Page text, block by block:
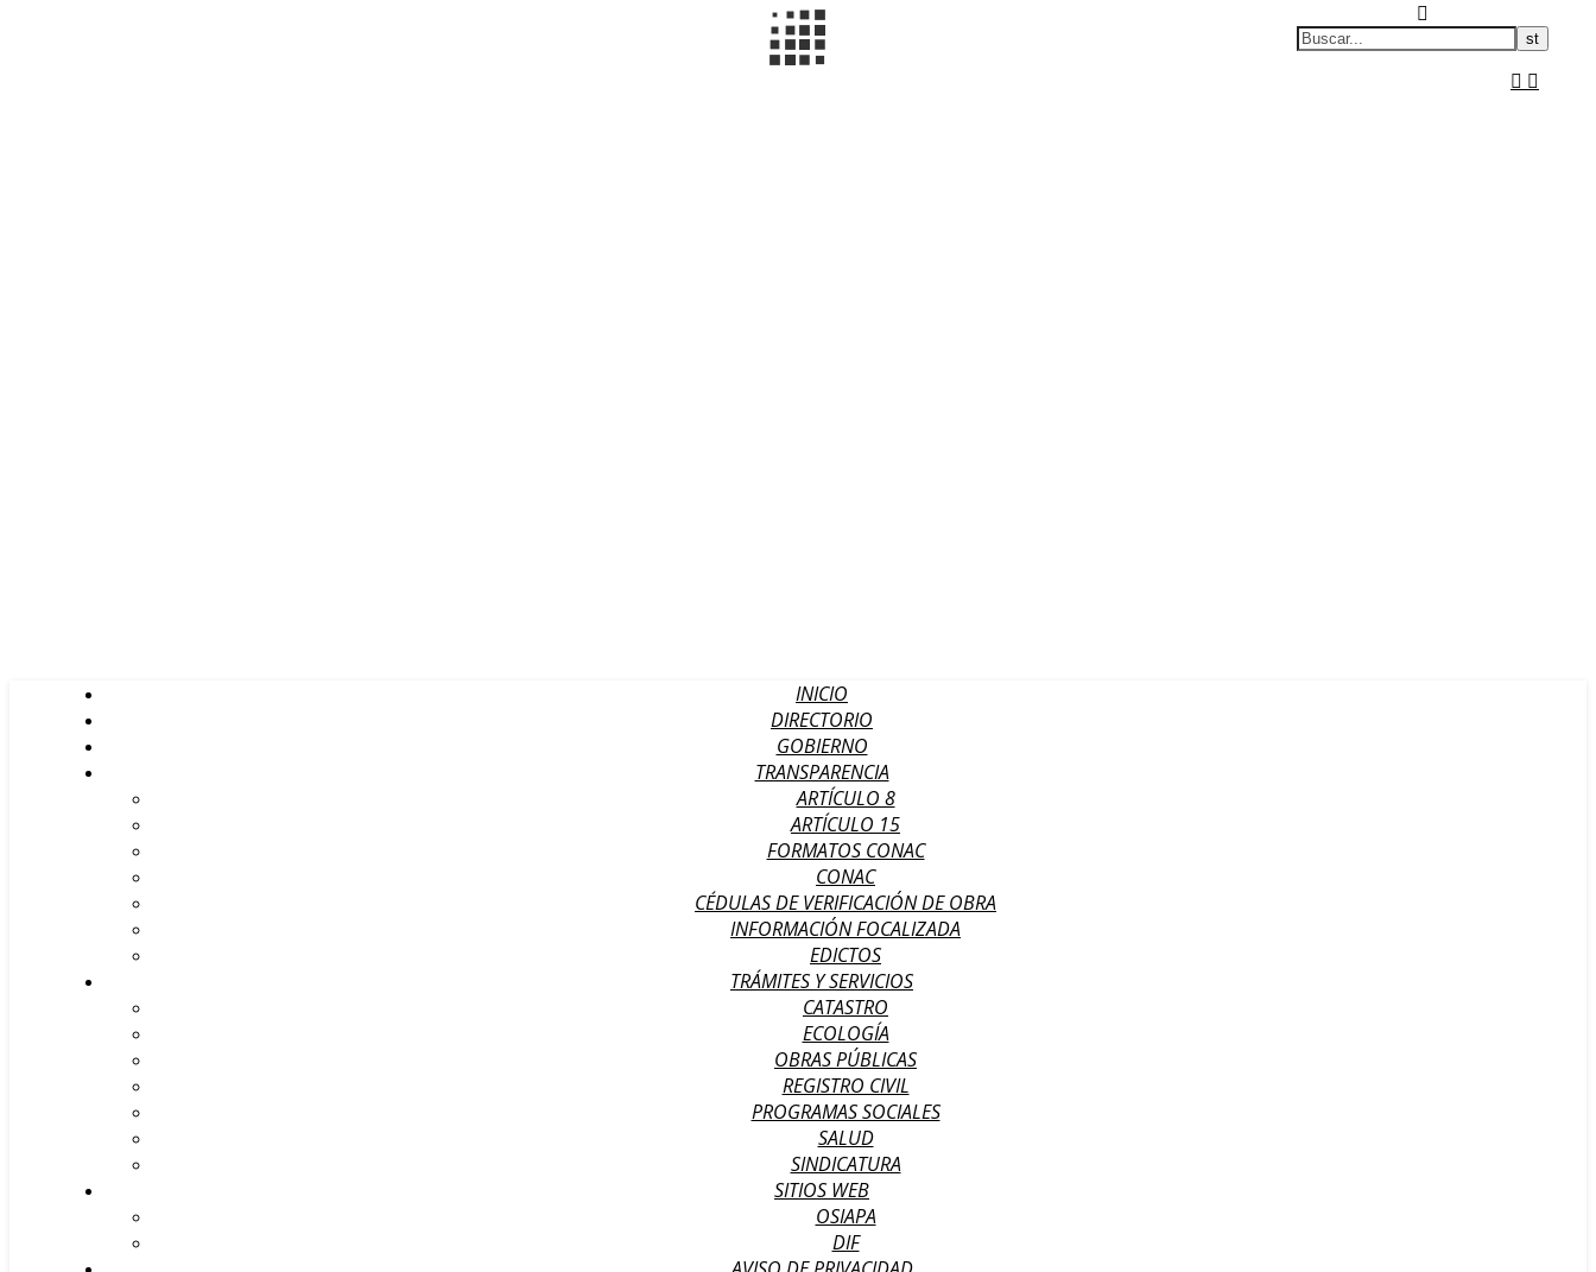
INICIO
DIRECTORIO
GOBIERNO
TRANSPARENCIA
ARTÍCULO 8
ARTÍCULO 15
FORMATOS CONAC
CONAC
CÉDULAS DE VERIFICACIÓN DE OBRA
INFORMACIÓN FOCALIZADA
EDICTOS
TRÁMITES Y SERVICIOS
CATASTRO
ECOLOGÍA
OBRAS PÚBLICAS
REGISTRO CIVIL
PROGRAMAS SOCIALES
SALUD
SINDICATURA
SITIOS WEB
OSIAPA
DIF